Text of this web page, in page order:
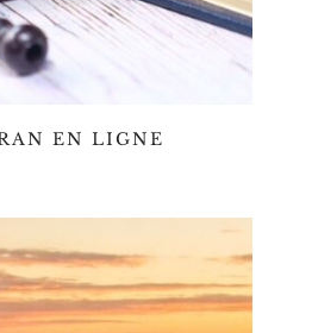
EN LIGNE